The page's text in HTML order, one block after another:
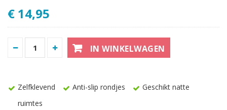
€ 14,95
IN WINKELWAGEN
Zelfklevend Anti-slip rondjes
Geschikt natte
ruimtes